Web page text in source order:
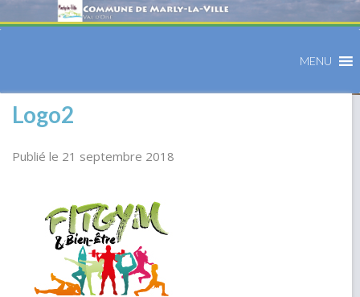
MENU
Logo2
Publié le 21 septembre 2018